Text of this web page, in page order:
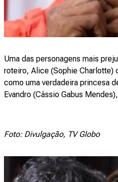
Uma das personagens mais
roteiro, Alice (Sophie Charlotte)
como uma verdadeira princesa
Evandro (Cássio Gabus
Foto: Divulgação, TV Globo